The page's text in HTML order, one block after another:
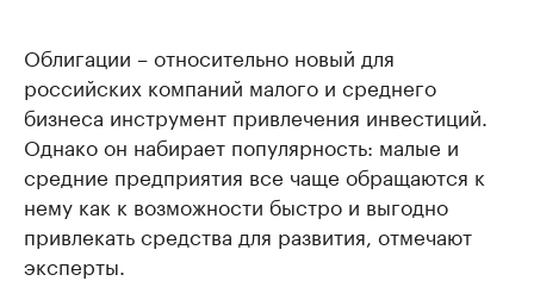
Облигации – относительно новый для
российских компаний малого и среднего
бизнеса инструмент привлечения инвестиций.
Однако он набирает популярность: малые и
средние предприятия все чаще обращаются к
нему как к возможности быстро и выгодно
привлекать средства для развития, отмечают
эксперты.